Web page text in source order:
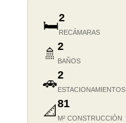
🛏️2
RECÁMARAS
🚿 2
BAÑOS
🚗2
ESTACIONAMIENTOS
📐 81
M² CONSTRUCCIÓN